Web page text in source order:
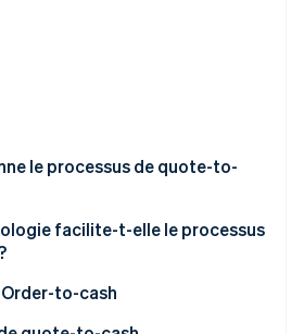
up
App Marketplace
le processus de quote-to-
facilite-t-elle le processus
to-cash